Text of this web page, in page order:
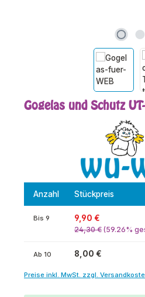
Gogelas und Schutz
Anzahl Stückpreis
Bis 9 9,90 €
24,30 € (59.26%
Ab 10 8,00 €
Preise inkl. MwSt. zzgl.